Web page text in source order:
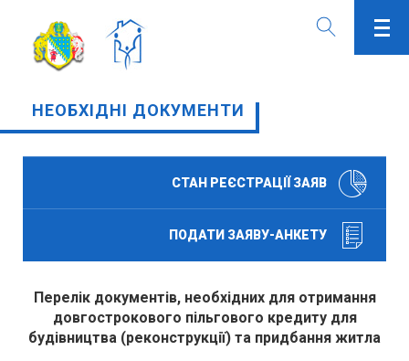
НЕОБХІДНІ ДОКУМЕНТИ
СТАН РЕЄСТРАЦІЇ ЗАЯВ
ПОДАТИ ЗАЯВУ-АНКЕТУ
Перелік документів, необхідних для отримання
довгострокового пільгового кредиту для
будівництва (реконструкції) та придбання житла